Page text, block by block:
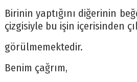
Birinin yaptığını diğerinin
çizgisiyle bu işin içerisinden
görülmemektedir.
Benim çağrım,